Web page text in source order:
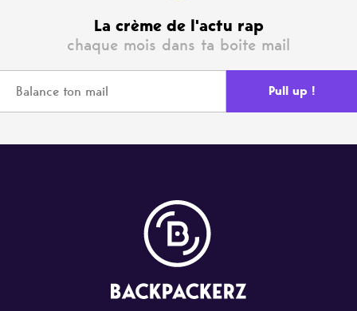
La crème de l'actu rap
chaque mois dans ta boite mail